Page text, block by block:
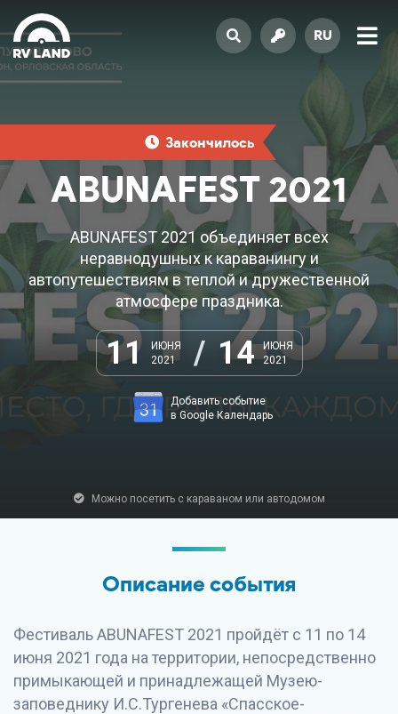
RU
Закончилось
ABUNAFEST 2021
ABUNAFEST 2021 объединяет всех
неравнодушных к караванингу и
автопутешествиям в теплой и дружественной
атмосфере праздника.
11
ИЮНЯ
2021
/ 14
ИЮНЯ
2021
Добавить событие
в Google Календарь
Можно посетить с караваном или автодомом
Описание события
Фестиваль ABUNAFEST 2021 пройдёт с 11 по 14
июня 2021 года на территории, непосредственно
примыкающей и принадлежащей Музею-
заповеднику И.С.Тургенева «Спасское-